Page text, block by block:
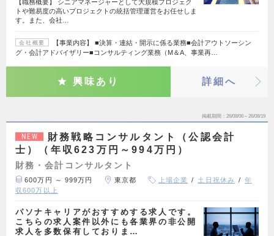
【職務概要】 シニアマネージャーとして大規模プロジェク
トや難易度の高いプロジェクトの統括管理運営をお任せしま
す。また、会社…
会社概要
【事業内容】 ■決算・連結・開示に係る業務■会計アウトソーシン
グ・会計アドバイザリー■コンサルティング業務（M＆A、事業再…
興味あり 詳細へ
掲載期間 26/08/06～26/08/19
NEW
財務戦略コンサルタント（公認会計
士）（年収623万円～994万円）
財務・会計コンサルタント
600万円 ～ 999万円 東京都 上場企業 土日祝休み
年
収600万以上
パソナキャリアがおすすめする求人です。
こちらの求人案件以外にも各業界の非公開
求人を多数保有しておりま…